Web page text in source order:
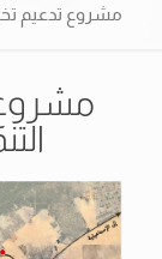
مشروع تدعيم